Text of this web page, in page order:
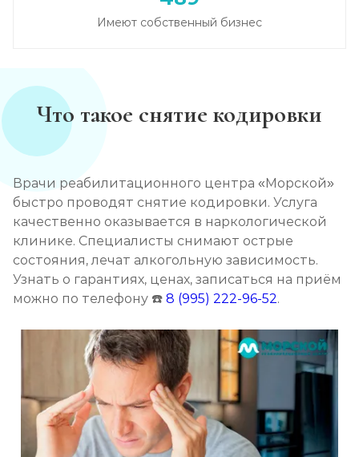
Лечение плазмаферезом
от 3 600 ₽
Кодирование от алкоголизма
от 2 500 ₽ Записаться
Кодирование на дому
Записаться
Кодирование дисульфирамом
Записаться
Кодирование Аквилонгом
от 2 850 ₽ Записаться
Имеют собственный бизнес
Что такое снятие кодировки
Врачи реабилитационного центра «Морской»
быстро проводят снятие кодировки. Услуга
качественно оказывается в наркологической
клинике. Специалисты снимают острые
состояния, лечат алкогольную зависимость.
Узнать о гарантиях, ценах, записаться на приём
можно по телефону ☎️ 8 (995) 222-96-52.